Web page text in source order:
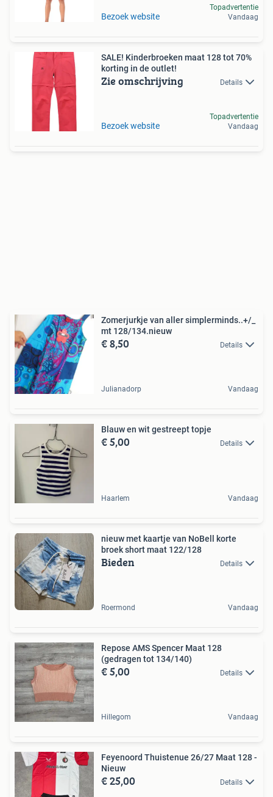
Bezoek website
Topadvertentie
Vandaag
SALE! Kinderbroeken maat 128 tot 70%
korting in de outlet!
Zie omschrijving Details
Bezoek website
Topadvertentie
Vandaag
Zomerjurkje van aller simplerminds..+/_
mt 128/134.nieuw
€ 8,50 Details
Julianadorp Vandaag
Blauw en wit gestreept topje
€ 5,00 Details
Haarlem Vandaag
nieuw met kaartje van NoBell korte
broek short maat 122/128
Bieden Details
Roermond Vandaag
Repose AMS Spencer Maat 128
(gedragen tot 134/140)
€ 5,00 Details
Hillegom Vandaag
Feyenoord Thuistenue 26/27 Maat 128 -
Nieuw
€ 25,00 Details